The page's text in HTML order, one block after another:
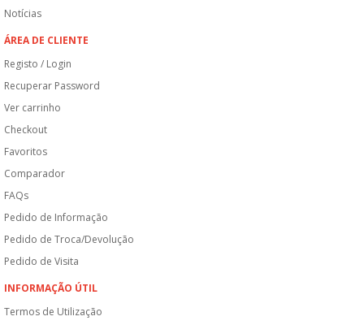
Notícias
ÁREA DE CLIENTE
Registo / Login
Recuperar Password
Ver carrinho
Checkout
Favoritos
Comparador
FAQs
Pedido de Informação
Pedido de Troca/Devolução
Pedido de Visita
INFORMAÇÃO ÚTIL
Termos de Utilização